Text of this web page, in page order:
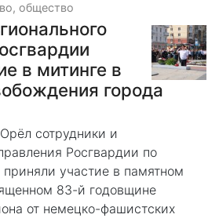
общество
в митинге в
города
сотрудники и
Росгвардии по
участие в памятном
83-й годовщине
от немецко-фашистских